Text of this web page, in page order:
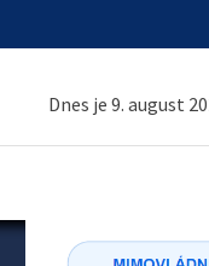
Dnes je 9. august